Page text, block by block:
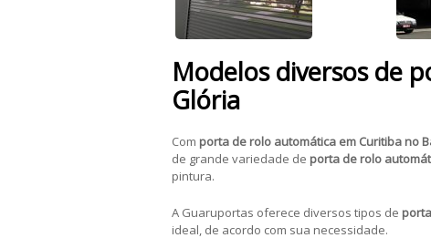
Modelos diversos de
Glória
Com porta de rolo automática em Curitiba no
de grande variedade de porta de rolo
pintura.
A Guaruportas oferece diversos tipos de
ideal, de acordo com sua necessidade.